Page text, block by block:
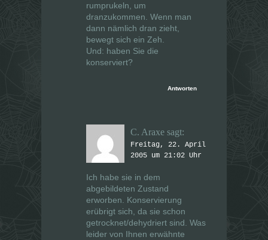
rumprukeln, um
dranzukommen. Wenn man
dann nämlich dran zieht,
bewegt sich ein Zeh.
Und: haben Sie die
konserviert?
Antworten
C. Araxe sagt:
Freitag, 22. April
2005 um 21:02 Uhr
Ich habe sie in dem
abgebildeten Zustand
erworben. Konservierung
erübrigt sich, da sie schon
getrocknet/dehydriert sind. Was
leider von Ihnen erwähnte